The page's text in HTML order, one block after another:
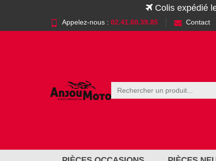
Colis expédié
Appelez-nous : 02.41.60.39.85 Contact